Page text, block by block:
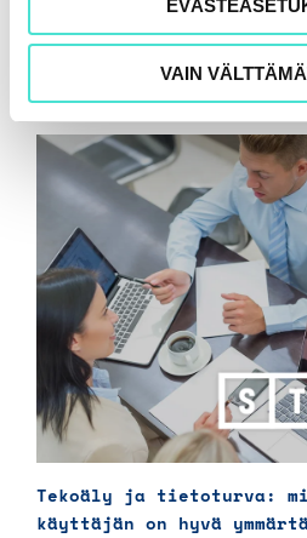
VAIN
Tekoäly ja tietoturva:
käyttäjän on hyvä